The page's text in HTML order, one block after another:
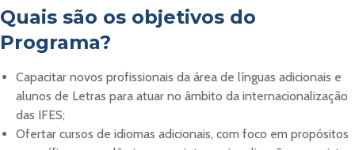
Quais são os objetivos do
Programa?
Capacitar novos profissionais da área de línguas adicionais e
alunos de Letras para atuar no âmbito da internacionalização
das IFES;
Ofertar cursos de idiomas adicionais, com foco em propósitos